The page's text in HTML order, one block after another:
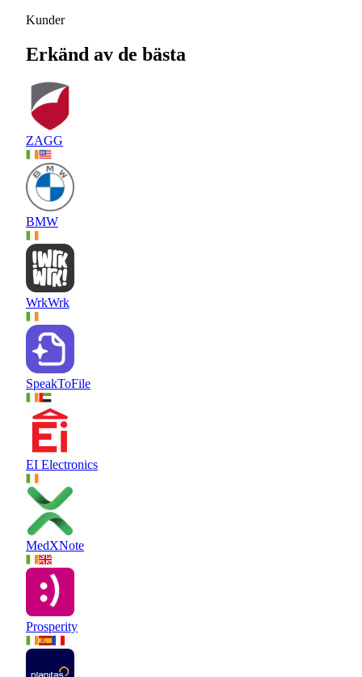
Kunder
Erkänd av de bästa
ZAGG
BMW
WrkWrk
SpeakToFile
EI Electronics
MedXNote
Prosperity